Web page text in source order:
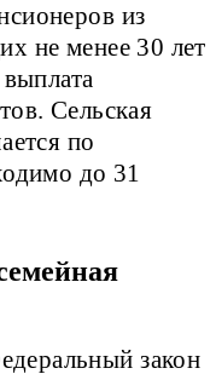
из
не менее 30 лет
Сельская
по
до 31
закон